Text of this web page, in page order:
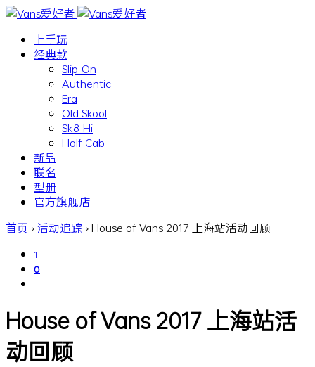
上手玩
经典款
Slip-On
Authentic
Era
Old Skool
Sk8-Hi
Half Cab
新品
联名
型册
官方旗舰店
首页 ›活动追踪 ›House of Vans 2017 上海站活动回顾
1
0
House of Vans 2017 上海站活
动回顾